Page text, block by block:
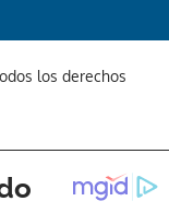
los derechos